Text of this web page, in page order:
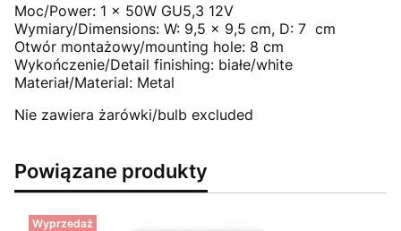
Moc/Power: 1 x 50W GU5,3 12V
Wymiary/Dimensions: W: 9,5 x 9,5 cm, D: 7 cm
Otwór montażowy/mounting hole: 8 cm
Wykończenie/Detail finishing: białe/white
Materiał/Material: Metal
Nie zawiera żarówki/bulb excluded
Powiązane produkty
Wyprzedaż